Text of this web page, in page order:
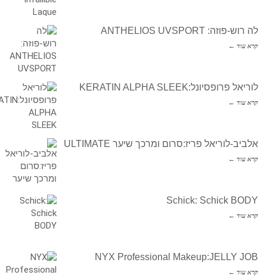
לה רוש-פוזה: ANTHELIOS UVSPORT
קרא עוד ←
לוריאל פרופסיונל:KERATIN ALPHA SLEEK
קרא עוד ←
אלביב-לוריאל פריז:סרום ומרכך שיער ULTIMATE
קרא עוד ←
Schick: Schick BODY
קרא עוד ←
NYX Professional Makeup:JELLY JOB
קרא עוד ←